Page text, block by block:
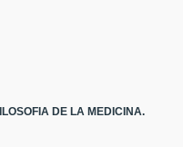
DE LA MEDICINA.